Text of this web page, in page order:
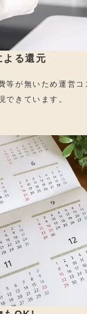
よる還元
等が無いため運営コ
できています。